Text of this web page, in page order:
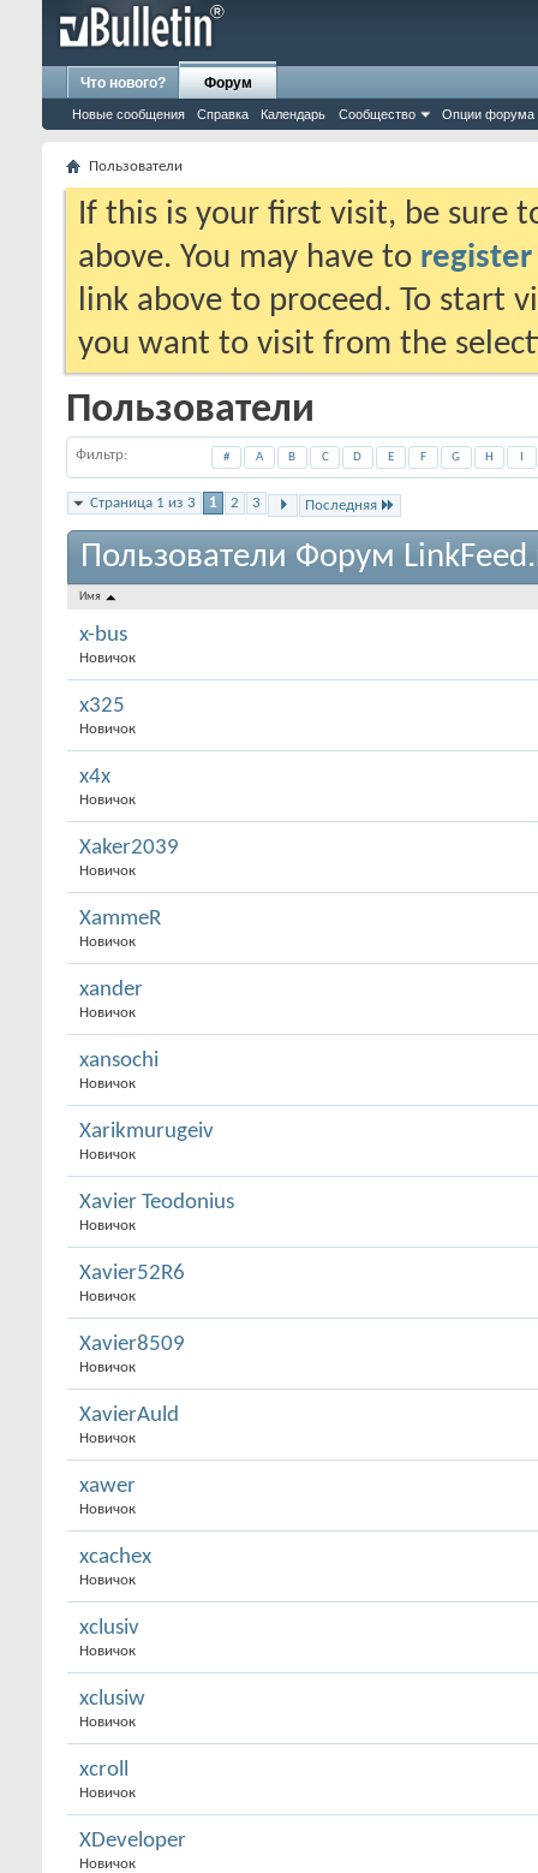
Что нового? Форум
Новые сообщения Справка Календарь Сообщество Опции форума
Пользователи
If this is your first visit, be sure
above. You may have to register
link above to proceed. To start
you want to visit from the
Пользователи
Фильтр # A B C D E F G H
Страница 1 из 3 1 2 3 Последняя
Пользователи Форум
Имя
x-bus
Новичок
x325
Новичок
x4x
Новичок
Xaker2039
Новичок
XammeR
Новичок
xander
Новичок
xansochi
Новичок
Xarikmurugeiv
Новичок
Xavier Teodonius
Новичок
Xavier52R6
Новичок
Xavier8509
Новичок
XavierAuld
Новичок
xawer
Новичок
xcachex
Новичок
xclusiv
Новичок
xclusiw
Новичок
xcroll
Новичок
XDeveloper
Новичок